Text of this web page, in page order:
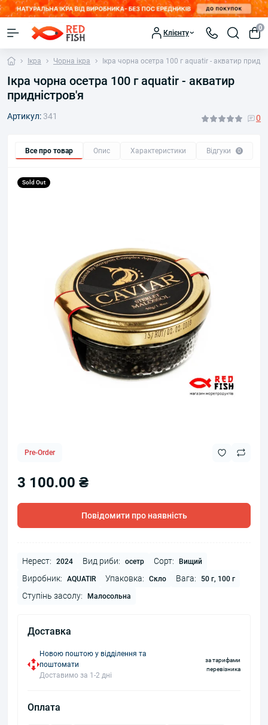
Клієнту
0
Ікра Чорна ікра Ікра чорна осетра 100 г aquatir - акватир
Ікра чорна осетра 100 г aquatir - акватир
придністров'я
Артикул: 341 0
Все про товар Опис Характеристики Відгуки 0
Sold Out
Pre-Order
3 100.00 ₴
Повідомити про наявність
Нерест: 2024 Вид риби: осетр Сорт: Вищий
Виробник: AQUATIR Упаковка: Скло Вага: 50 г, 100 г
Ступінь засолу: Малосольна
Доставка
Новою поштою у відділення та
поштомати
Доставимо за 1-2 дні
за тарифами
перевізника
Оплата